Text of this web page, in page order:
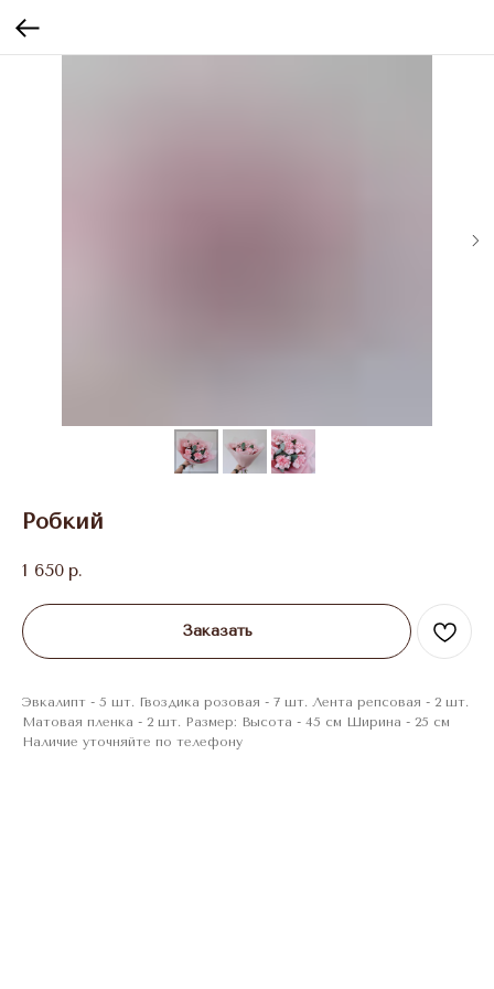
Робкий
1 650 р.
Заказать
Эвкалипт - 5 шт. Гвоздика розовая - 7 шт. Лента репсовая - 2 шт.
Матовая пленка - 2 шт. Размер: Высота - 45 см Ширина - 25 см
Наличие уточняйте по телефону